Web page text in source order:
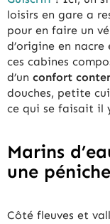
loisirs en gare a
pour en faire un
d’origine en
ces cabines
d’un confort
douches, petite
ce qui se faisait il
Marins
une
Côté fleuves et